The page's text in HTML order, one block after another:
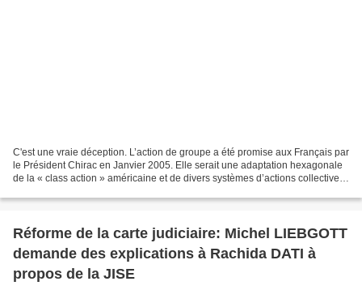
C'est une vraie déception. L’action de groupe a été promise aux Français par
le Président Chirac en Janvier 2005. Elle serait une adaptation hexagonale
de la « class action » américaine et de divers systèmes d’actions collectives
Réforme de la carte judiciaire: Michel LIEBGOTT
demande des explications à Rachida DATI à
propos de la JISE